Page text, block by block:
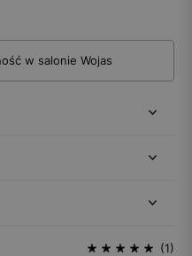
w salonie Wojas
(1)